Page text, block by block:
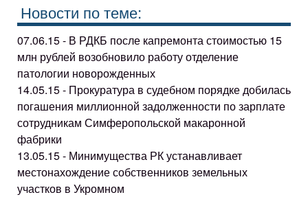
Новости по теме:
07.06.15 - В РДКБ после капремонта стоимостью 15
млн рублей возобновило работу отделение
патологии новорожденных
14.05.15 - Прокуратура в судебном порядке добилась
погашения миллионной задолженности по зарплате
сотрудникам Симферопольской макаронной
фабрики
13.05.15 - Минимущества РК устанавливает
местонахождение собственников земельных
участков в Укромном